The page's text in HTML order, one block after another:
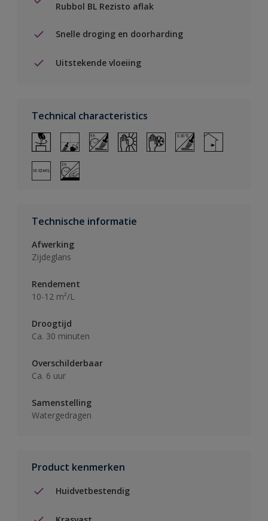
Rubbol BL Rezisto aflak
Snelle droging en doorharding
Uitstekende vloeiing
Technical characteristics
Technische informatie
Afwerking
Zijdeglans
Rendement
10-12 m²/L
Droogtijd
Ca. 30 minuten
Overschilderbaar
Ca. 6 uur
Samenstelling
Watergedragen
Product kenmerken
Huidvetbestendig